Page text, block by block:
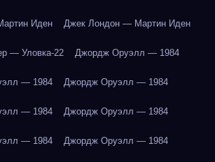
Иден Джек Лондон — Мартин Иден
— Уловка-22 Джордж Оруэлл — 1984
— 1984 Джордж Оруэлл — 1984
— 1984 Джордж Оруэлл — 1984
— 1984 Джордж Оруэлл — 1984